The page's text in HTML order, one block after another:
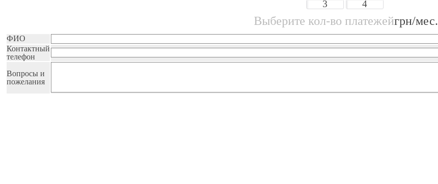
3 4
Выберите кол-во платежейгрн/мес.
ФИО
Контактный
телефон
Вопросы и
пожелания